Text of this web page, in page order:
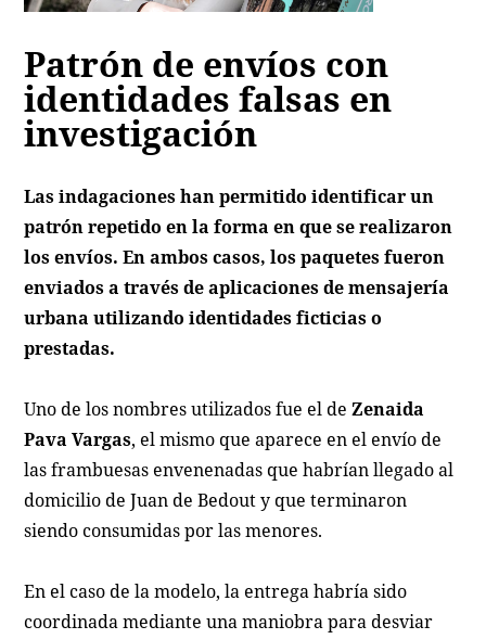
Patrón de envíos con
identidades falsas en
investigación
Las indagaciones han permitido identificar un
patrón repetido en la forma en que se realizaron
los envíos. En ambos casos, los paquetes fueron
enviados a través de aplicaciones de mensajería
urbana utilizando identidades ficticias o
prestadas.
Uno de los nombres utilizados fue el deZenaida
Pava Vargas, el mismo que aparece en el envío de
las frambuesas envenenadas que habrían llegado al
domicilio de Juan de Bedout y que terminaron
siendo consumidas por las menores.
En el caso de la modelo, la entrega habría sido
coordinada mediante una maniobra para desviar